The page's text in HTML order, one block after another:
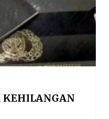
KEHILANGAN